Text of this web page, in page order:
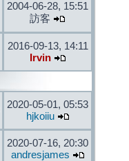
2004-06-28, 15:51
訪客
2016-09-13, 14:11
Irvin
2020-05-01, 05:53
hjkoiiu
2020-07-16, 20:30
andresjames